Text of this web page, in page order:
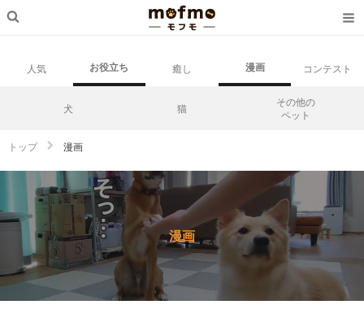
人気 お役立ち 癒し 漫画 コンテスト
犬 猫
その他の
ペット
トップ 漫画
漫画